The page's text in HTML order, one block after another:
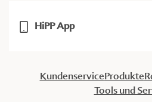
HiPP App
KundenserviceProdukte
Tools und